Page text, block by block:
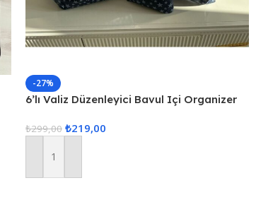
-27%
6’lı Valiz Düzenleyici Bavul Içi Organizer
₺299,00 ₺219,00
Sepete Ekle